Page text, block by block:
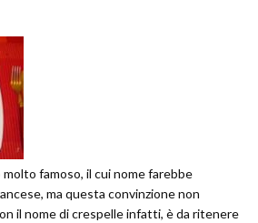
famoso, il cui nome farebbe
ma questa convinzione non
il nome di crespelle infatti, è da ritenere